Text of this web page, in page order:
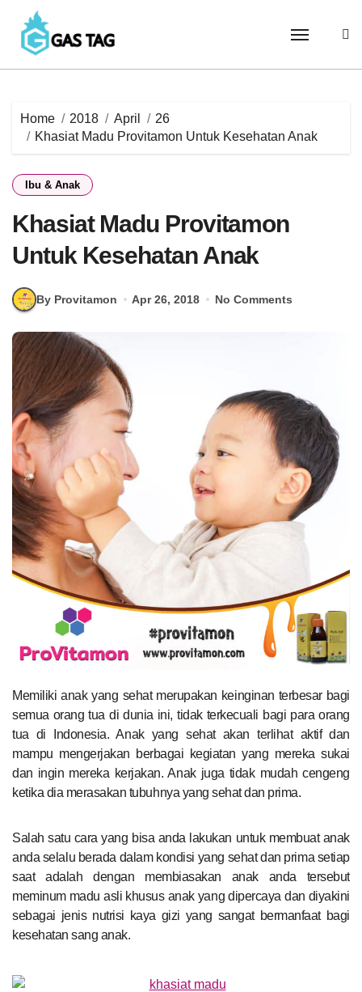
content
Home 2018 April
26
Khasiat Madu Provitamon Untuk Kesehatan Anak
Ibu & Anak
Khasiat Madu Provitamon
Untuk Kesehatan Anak
By Provitamon Apr 26, 2018 No Comments
Memiliki anak yang sehat merupakan keinginan terbesar bagi
semua orang tua di dunia ini, tidak terkecuali bagi para orang
tua di Indonesia. Anak yang sehat akan terlihat aktif dan
mampu mengerjakan berbagai kegiatan yang mereka sukai
dan ingin mereka kerjakan. Anak juga tidak mudah cengeng
ketika dia merasakan tubuhnya yang sehat dan prima.
Salah satu cara yang bisa anda lakukan untuk membuat anak
anda selalu berada dalam kondisi yang sehat dan prima setiap
saat adalah dengan membiasakan anak anda tersebut
meminum madu asli khusus anak yang dipercaya dan diyakini
sebagai jenis nutrisi kaya gizi yang sangat bermanfaat bagi
kesehatan sang anak.